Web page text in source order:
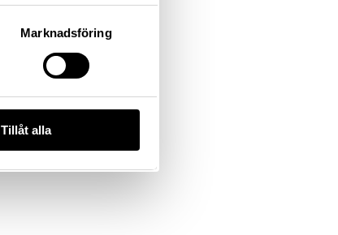
Marknadsföring
Tillåt alla